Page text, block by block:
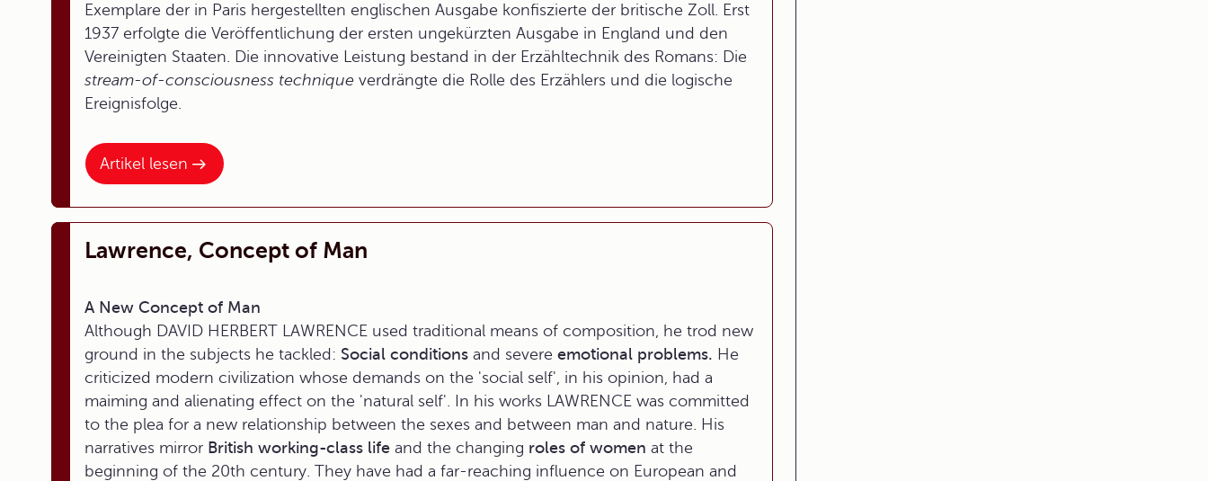
Artikel lesen
Exemplare der in Paris hergestellten englischen Ausgabe konfiszierte der britische Zoll. Erst
1937 erfolgte die Veröffentlichung der ersten ungekürzten Ausgabe in England und den
Vereinigten Staaten. Die innovative Leistung bestand in der Erzähltechnik des Romans: Die
stream-of-consciousness technique verdrängte die Rolle des Erzählers und die logische
Ereignisfolge.
Lawrence, Concept of Man
A New Concept of Man
Although DAVID HERBERT LAWRENCE used traditional means of composition, he trod new
ground in the subjects he tackled: Social conditions and severe emotional problems. He
criticized modern civilization whose demands on the 'social self', in his opinion, had a
maiming and alienating effect on the 'natural self'. In his works LAWRENCE was committed
to the plea for a new relationship between the sexes and between man and nature. His
narratives mirror British working-class life and the changing roles of women at the
beginning of the 20th century. They have had a far-reaching influence on European and